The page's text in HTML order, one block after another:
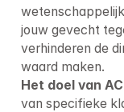
jouw gevecht
verhinderen de
Het doel van
van specifieke